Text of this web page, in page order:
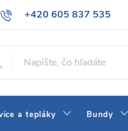
+420 605 837 535
info@jeans-shop.sk
Všeobecné obchodné podmienky
a tepláky Bundy